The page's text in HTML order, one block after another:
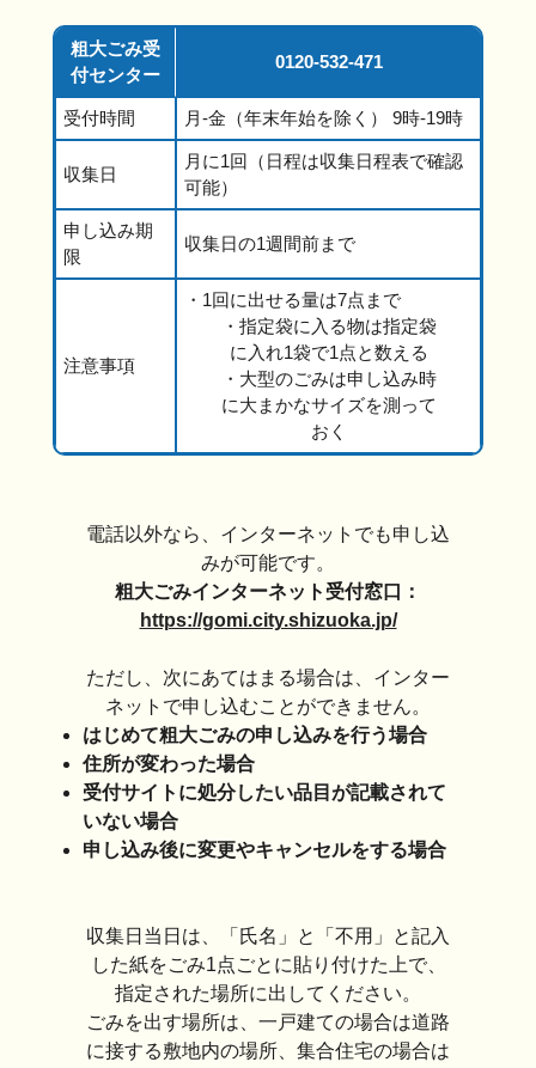
粗大ごみ受
付センター
0120-532-471
受付時間 月-金（年末年始を除く） 9時-19時
収集日
月に1回（日程は収集日程表で確認
可能）
申し込み期
限
収集日の1週間前まで
注意事項
・1回に出せる量は7点まで
・指定袋に入る物は指定袋
に入れ1袋で1点と数える
・大型のごみは申し込み時
に大まかなサイズを測って
おく
電話以外なら、インターネットでも申し込
みが可能です。
粗大ごみインターネット受付窓口：
https://gomi.city.shizuoka.jp/
ただし、次にあてはまる場合は、インター
ネットで申し込むことができません。
はじめて粗大ごみの申し込みを行う場合
住所が変わった場合
受付サイトに処分したい品目が記載されて
いない場合
申し込み後に変更やキャンセルをする場合
収集日当日は、「氏名」と「不用」と記入
した紙をごみ1点ごとに貼り付けた上で、
指定された場所に出してください。
ごみを出す場所は、一戸建ての場合は道路
に接する敷地内の場所、集合住宅の場合は